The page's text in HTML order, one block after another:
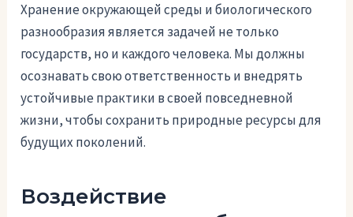
Хранение окружающей среды и биологического
разнообразия является задачей не только
государств, но и каждого человека. Мы должны
осознавать свою ответственность и внедрять
устойчивые практики в своей повседневной
жизни, чтобы сохранить природные ресурсы для
будущих поколений.
Воздействие